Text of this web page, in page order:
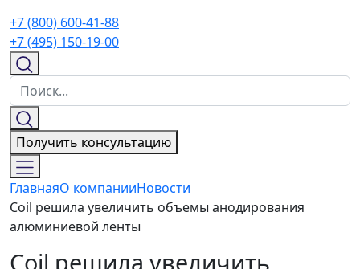
+7 (800) 600-41-88
+7 (495) 150-19-00
Получить консультацию
ГлавнаяО компанииНовости
Coil решила увеличить объемы анодирования
алюминиевой ленты
Coil решила увеличить